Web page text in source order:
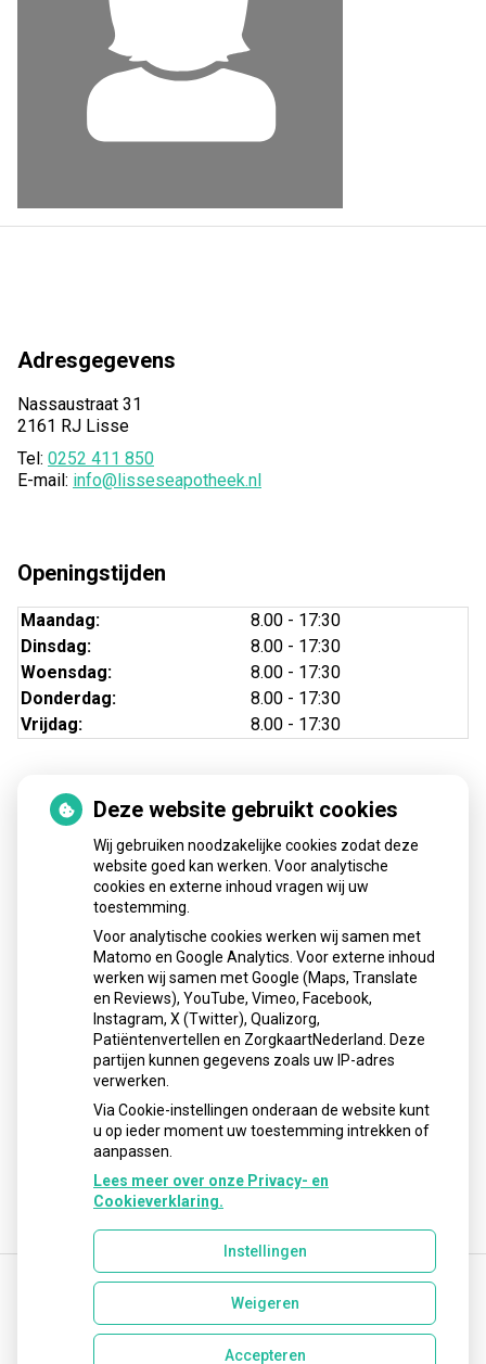
Adresgegevens
Nassaustraat 31
2161 RJ Lisse
Tel: 0252 411 850
E-mail: info@lisseseapotheek.nl
Openingstijden
Maandag:
8.00 - 17:30
Dinsdag:
8.00 - 17:30
Woensdag:
8.00 - 17:30
Donderdag:
8.00 - 17:30
Vrijdag:
8.00 - 17:30
Nieuws
Sinds huisartsen afslankmedicijnen mogen voorschrijven,
neemt gebruik toe
Schurft sinds corona geen vergeten ziekte meer: aantal
uitbraken fors gestegen
Stoppen met afslankmedicijnen betekent zonder
leefstijlaanpassingen weer gewichtstoename
Kookadvies drinkwater in provincie Utrecht vanwege
besmetting
Terugroepactie babyvoeding Nestlé: bacterie kan baby’s
ziek maken
Uw Zorg Online |Beheer
info@lisseseapotheek.nl
Deze website gebruikt cookies
Wij gebruiken noodzakelijke cookies zodat deze
website goed kan werken. Voor analytische
cookies en externe inhoud vragen wij uw
toestemming.
Voor analytische cookies werken wij samen met
Matomo en Google Analytics. Voor externe inhoud
werken wij samen met Google (Maps, Translate
en Reviews), YouTube, Vimeo, Facebook,
Instagram, X (Twitter), Qualizorg,
Patiëntenvertellen en ZorgkaartNederland. Deze
partijen kunnen gegevens zoals uw IP-adres
verwerken.
Via Cookie-instellingen onderaan de website kunt
u op ieder moment uw toestemming intrekken of
aanpassen.
Lees meer over onze Privacy- en
Cookieverklaring.
Instellingen
Weigeren
Accepteren